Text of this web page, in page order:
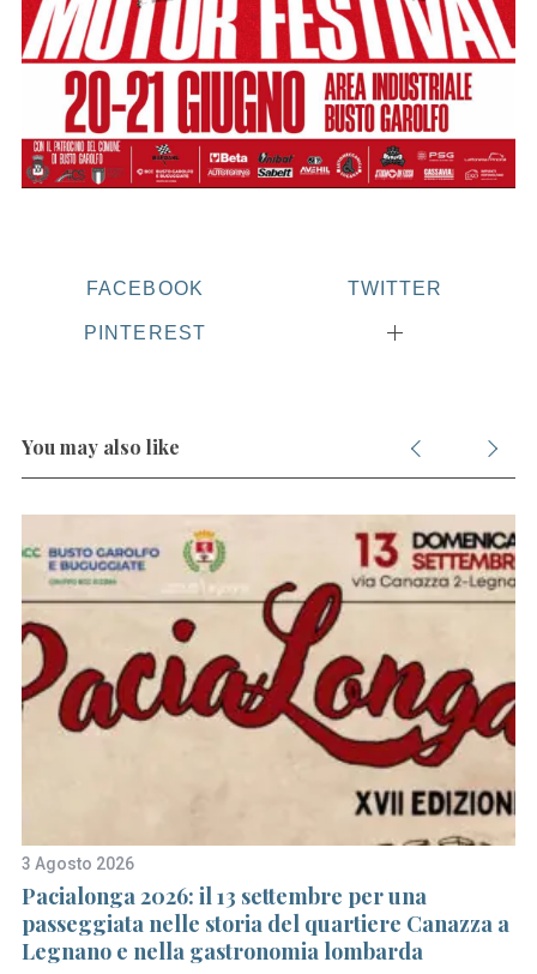
FACEBOOK TWITTER
PINTEREST
You may also like
3 Agosto 2026
Pacialonga 2026: il 13 settembre per una
passeggiata nelle storia del quartiere Canazza a
Legnano e nella gastronomia lombarda